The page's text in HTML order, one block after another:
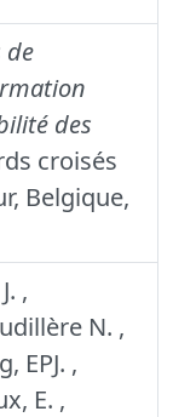
de
des
croisés
Belgique,
,
N. ,
EPJ. ,
E. ,